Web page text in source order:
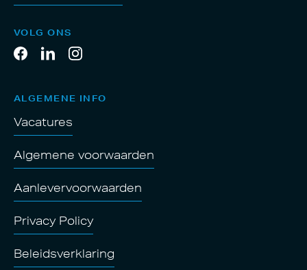
VOLG ONS
ALGEMENE INFO
Vacatures
Algemene voorwaarden
Aanlevervoorwaarden
Privacy Policy
Beleidsverklaring